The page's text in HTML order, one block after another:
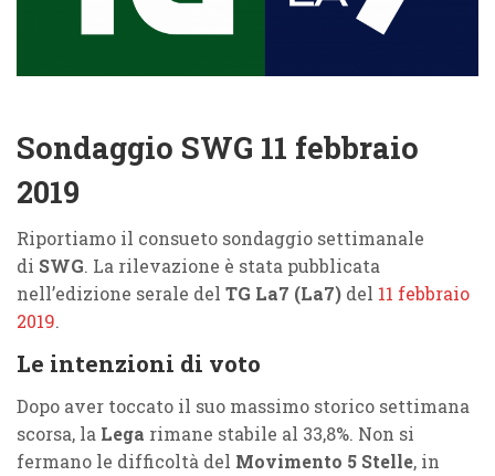
Sondaggio SWG 11 febbraio
2019
Riportiamo il consueto sondaggio settimanale
di SWG. La rilevazione è stata pubblicata
nell’edizione serale del TG La7 (La7) del 11 febbraio
2019.
Le intenzioni di voto
Dopo aver toccato il suo massimo storico settimana
scorsa, la Lega rimane stabile al 33,8%. Non si
fermano le difficoltà del Movimento 5 Stelle, in